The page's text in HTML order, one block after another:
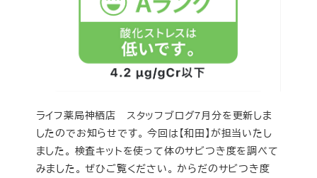
ライフ薬局神栖店 スタッフブログ7月分を更新しま
したのでお知らせです。 今回は【和田】が担当いたし
ました。 検査キットを使って体のサビつき度を調べて
みました。 ぜひご覧ください。 からだのサビつき度